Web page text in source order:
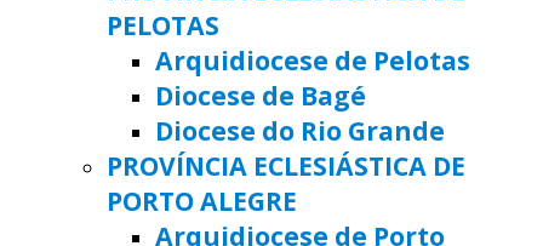
PELOTAS
Arquidiocese de Pelotas
Diocese de Bagé
Diocese do Rio Grande
PROVÍNCIA ECLESIÁSTICA DE
PORTO ALEGRE
Arquidiocese de Porto